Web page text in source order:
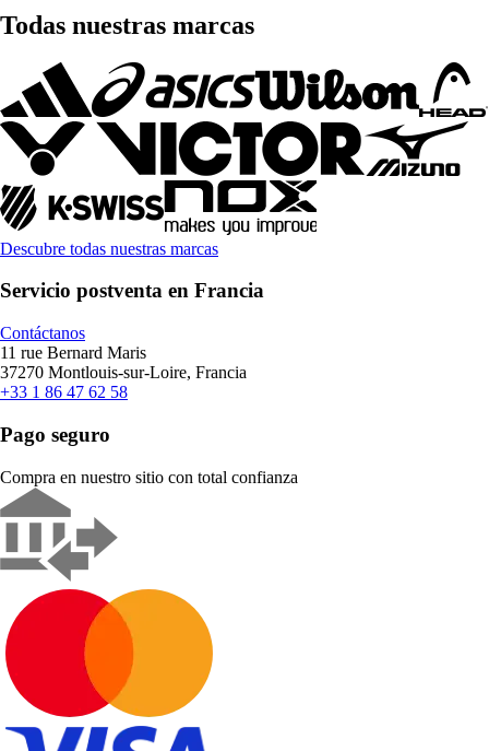
Todas nuestras marcas
Descubre todas nuestras marcas
Servicio postventa en Francia
Contáctanos
11 rue Bernard Maris
37270 Montlouis-sur-Loire, Francia
+33 1 86 47 62 58
Pago seguro
Compra en nuestro sitio con total confianza